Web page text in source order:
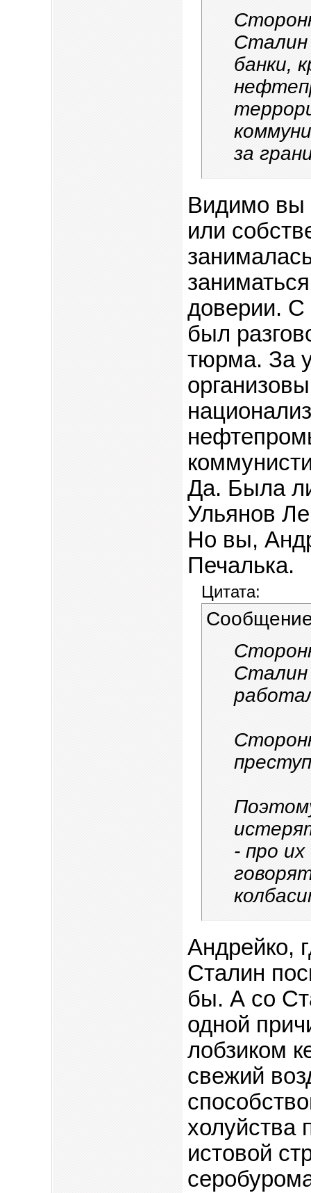
Сталин
банки,
за
Видимо вы
или
доверии. С
был
тюрма. За
Да. Была
Ульянов
Но вы,
Печалька.
Цитата:
Сталин
- про
Андрейко,
Сталин
бы. А со
одной
лобзиком
свежий
холуйства
истовой